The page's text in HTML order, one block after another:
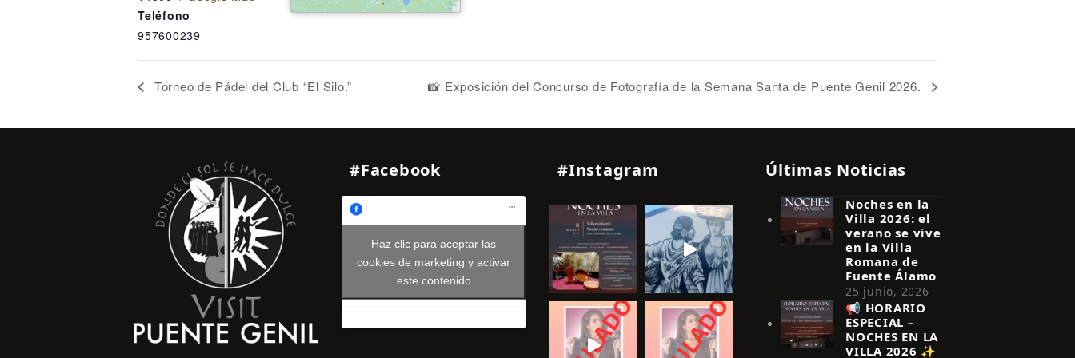
Teléfono
957600239
Torneo de Pádel del Club “El Silo.” 📸 Exposición del Concurso de Fotografía de la Semana Santa de Puente Genil 2026.
#Facebook
Haz clic para aceptar las
cookies de marketing y activar
este contenido
#Instagram Últimas Noticias
Noches en la
Villa 2026: el
verano se vive
en la Villa
Romana de
Fuente Álamo
25 junio, 2026
📢 HORARIO
ESPECIAL –
NOCHES EN LA
VILLA 2026 ✨